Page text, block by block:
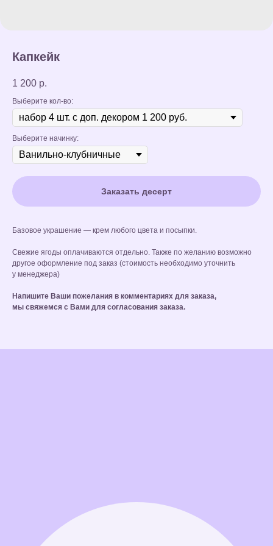
Капкейк
1 200 р.
Выберите кол-во:
Выберите начинку:
Заказать десерт
Базовое украшение — крем любого цвета и посыпки.
Свежие ягоды оплачиваются отдельно. Также по желанию возможно
другое оформление под заказ (стоимость необходимо уточнить
у менеджера)
Напишите Ваши пожелания в комментариях для заказа,
мы свяжемся с Вами для согласования заказа.